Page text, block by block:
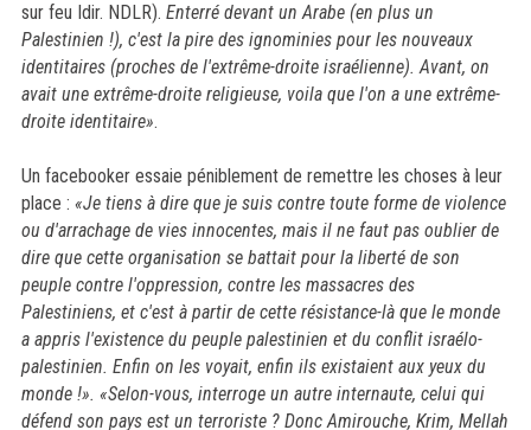
sur feu Idir. NDLR). Enterré devant un Arabe (en plus un
Palestinien !), c'est la pire des ignominies pour les nouveaux
identitaires (proches de l'extrême-droite israélienne). Avant, on
avait une extrême-droite religieuse, voila que l'on a une extrême-
droite identitaire».
Un facebooker essaie péniblement de remettre les choses à leur
place : «Je tiens à dire que je suis contre toute forme de violence
ou d'arrachage de vies innocentes, mais il ne faut pas oublier de
dire que cette organisation se battait pour la liberté de son
peuple contre l'oppression, contre les massacres des
Palestiniens, et c'est à partir de cette résistance-là que le monde
a appris l'existence du peuple palestinien et du conflit israélo-
palestinien. Enfin on les voyait, enfin ils existaient aux yeux du
monde !». «Selon-vous, interroge un autre internaute, celui qui
défend son pays est un terroriste ? Donc Amirouche, Krim, Mellah